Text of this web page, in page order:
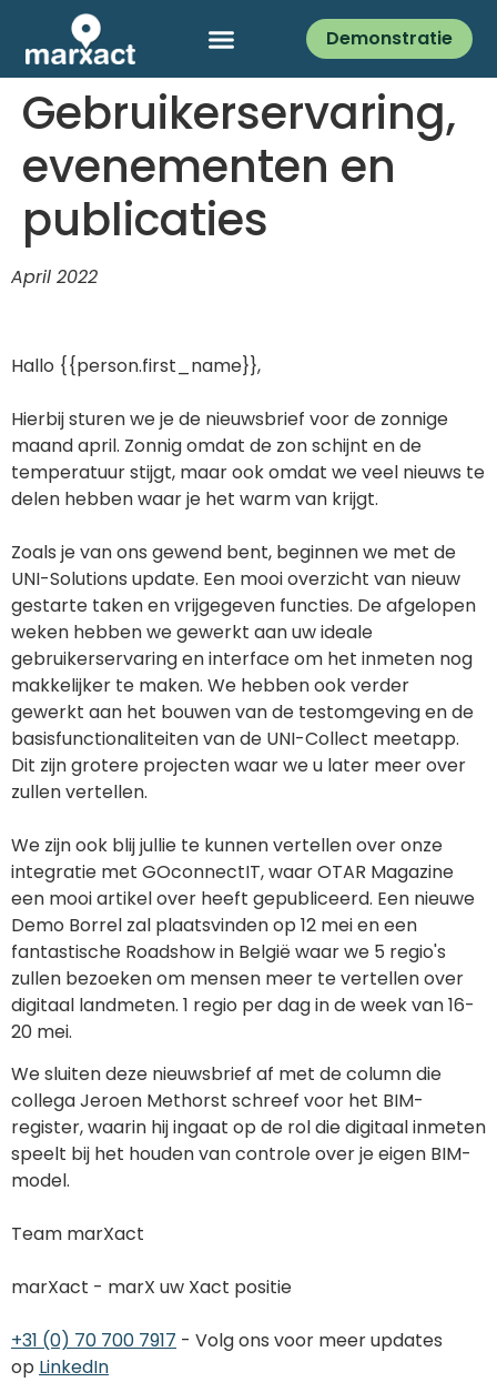
Demonstratie
Gebruikerservaring,
evenementen en
publicaties
April 2022
Hallo {{person.first_name}},
Hierbij sturen we je de nieuwsbrief voor de zonnige
maand april. Zonnig omdat de zon schijnt en de
temperatuur stijgt, maar ook omdat we veel nieuws te
delen hebben waar je het warm van krijgt.
Zoals je van ons gewend bent, beginnen we met de
UNI-Solutions update. Een mooi overzicht van nieuw
gestarte taken en vrijgegeven functies. De afgelopen
weken hebben we gewerkt aan uw ideale
gebruikerservaring en interface om het inmeten nog
makkelijker te maken. We hebben ook verder
gewerkt aan het bouwen van de testomgeving en de
basisfunctionaliteiten van de UNI-Collect meetapp.
Dit zijn grotere projecten waar we u later meer over
zullen vertellen.
We zijn ook blij jullie te kunnen vertellen over onze
integratie met GOconnectIT, waar OTAR Magazine
een mooi artikel over heeft gepubliceerd. Een nieuwe
Demo Borrel zal plaatsvinden op 12 mei en een
fantastische Roadshow in België waar we 5 regio's
zullen bezoeken om mensen meer te vertellen over
digitaal landmeten. 1 regio per dag in de week van 16-
20 mei.
We sluiten deze nieuwsbrief af met de column die
collega Jeroen Methorst schreef voor het BIM-
register, waarin hij ingaat op de rol die digitaal inmeten
speelt bij het houden van controle over je eigen BIM-
model.
Team marXact
marXact - marX uw Xact positie
+31 (0) 70 700 7917 - Volg ons voor meer updates
op LinkedIn